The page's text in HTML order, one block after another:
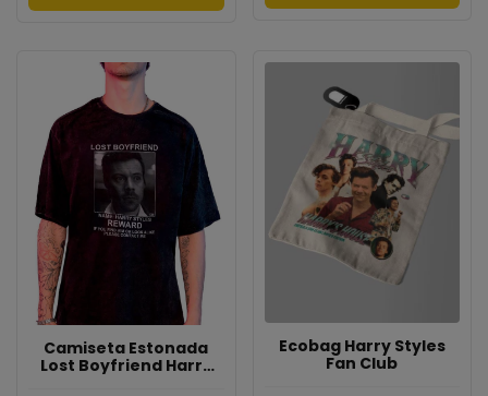
Camiseta Estonada
Lost Boyfriend Harry
Ecobag Harry Styles
Fan Club